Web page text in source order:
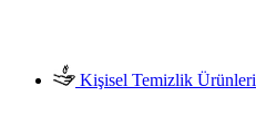
Kişisel Temizlik Ürünleri